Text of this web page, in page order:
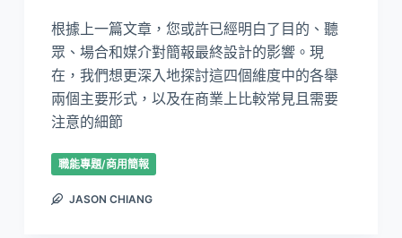
根據上一篇文章，您或許已經明白了目的、聽
眾、場合和媒介對簡報最終設計的影響。現
在，我們想更深入地探討這四個維度中的各舉
兩個主要形式，以及在商業上比較常見且需要
注意的細節
職能專題/商用簡報
JASON CHIANG